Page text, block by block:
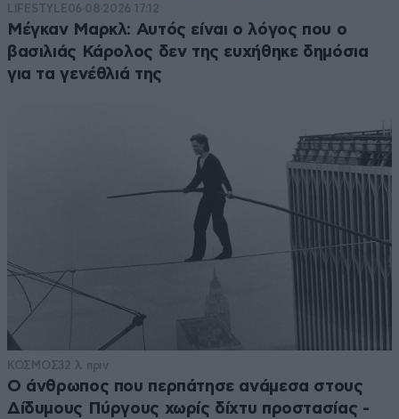
LIFESTYLE06·08·2026 17:12
Μέγκαν Μαρκλ: Αυτός είναι ο λόγος που ο
βασιλιάς Κάρολος δεν της ευχήθηκε δημόσια
για τα γενέθλιά της
ΚΟΣΜΟΣ32 λ. πριν
Ο άνθρωπος που περπάτησε ανάμεσα στους
Δίδυμους Πύργους χωρίς δίχτυ προστασίας -